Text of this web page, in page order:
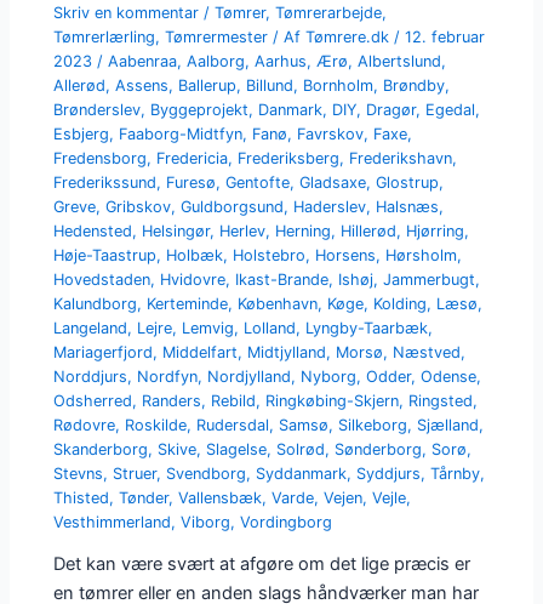
Skriv en kommentar /Tømrer,Tømrerarbejde,
Tømrerlærling,Tømrermester / AfTømrere.dk /12. februar
2023 /Aabenraa,Aalborg,Aarhus, Ærø,Albertslund,
Allerød,Assens, Ballerup, Billund, Bornholm, Brøndby,
Brønderslev, Byggeprojekt, Danmark, DIY, Dragør, Egedal,
Esbjerg, Faaborg-Midtfyn, Fanø, Favrskov, Faxe,
Fredensborg, Fredericia, Frederiksberg, Frederikshavn,
Frederikssund, Furesø,Gentofte,Gladsaxe,Glostrup,
Greve,Gribskov,Guldborgsund, Haderslev, Halsnæs,
Hedensted, Helsingør, Herlev, Herning, Hillerød, Hjørring,
Høje-Taastrup, Holbæk, Holstebro, Horsens, Hørsholm,
Hovedstaden, Hvidovre, Ikast-Brande, Ishøj,Jammerbugt,
Kalundborg, Kerteminde, København, Køge, Kolding, Læsø,
Langeland, Lejre, Lemvig, Lolland, Lyngby-Taarbæk,
Mariagerfjord, Middelfart, Midtjylland, Morsø, Næstved,
Norddjurs, Nordfyn, Nordjylland, Nyborg,Odder,Odense,
Odsherred, Randers, Rebild, Ringkøbing-Skjern, Ringsted,
Rødovre, Roskilde, Rudersdal, Samsø, Silkeborg, Sjælland,
Skanderborg, Skive, Slagelse, Solrød, Sønderborg, Sorø,
Stevns, Struer, Svendborg, Syddanmark, Syddjurs,Tårnby,
Thisted,Tønder,Vallensbæk,Varde,Vejen,Vejle,
Vesthimmerland,Viborg,Vordingborg
Det kan være svært at afgøre om det lige præcis er
en tømrer eller en anden slags håndværker man har